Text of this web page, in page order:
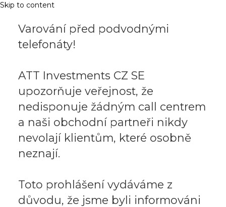
Skip to content
Varování před podvodnými
telefonáty!
ATT Investments CZ SE
upozorňuje veřejnost, že
nedisponuje žádným call centrem
a naši obchodní partneři nikdy
nevolají klientům, které osobně
neznají.
Toto prohlášení vydáváme z
důvodu, že jsme byli informováni